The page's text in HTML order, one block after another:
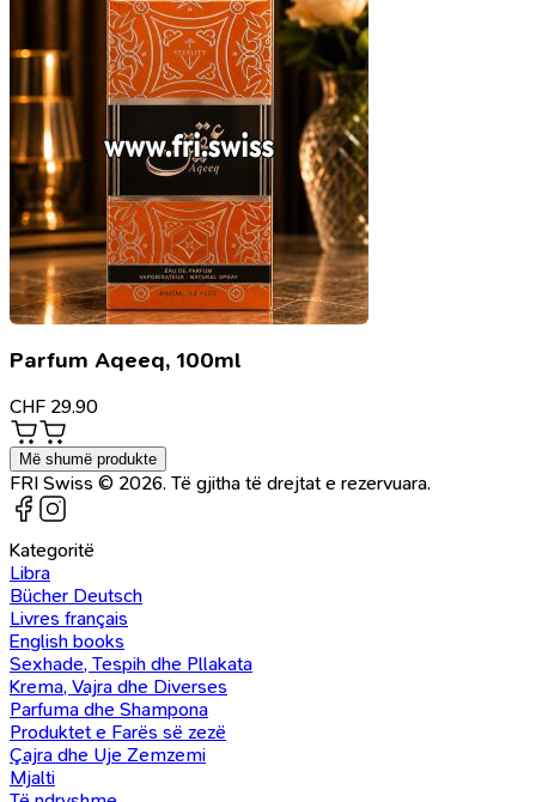
Parfum Aqeeq, 100ml
CHF 29.90
Më shumë produkte
FRI Swiss © 2026. Të gjitha të drejtat e rezervuara.
Kategoritë
Libra
Bücher Deutsch
Livres français
English books
Sexhade, Tespih dhe Pllakata
Krema, Vajra dhe Diverses
Parfuma dhe Shampona
Produktet e Farës së zezë
Çajra dhe Uje Zemzemi
Mjalti